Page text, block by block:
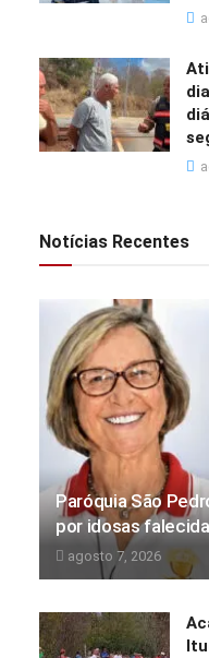
Notícias Recentes
Paróquia São
por idosas
agosto 7, 2026